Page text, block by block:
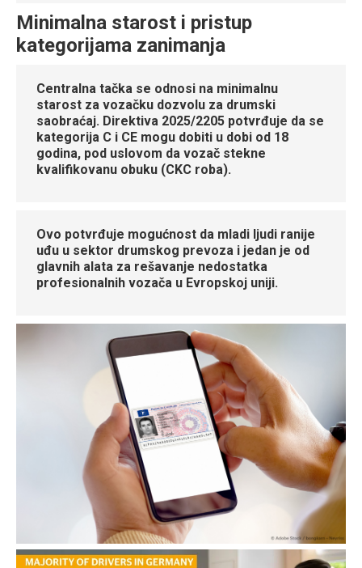
Minimalna starost i pristup
kategorijama zanimanja
Centralna tačka se odnosi na minimalnu
starost za vozačku dozvolu za drumski
saobraćaj. Direktiva 2025/2205 potvrđuje da se
kategorija C i CE mogu dobiti u dobi od 18
godina, pod uslovom da vozač stekne
kvalifikovanu obuku (CKC roba).
Ovo potvrđuje mogućnost da mladi ljudi ranije
uđu u sektor drumskog prevoza i jedan je od
glavnih alata za rešavanje nedostatka
profesionalnih vozača u Evropskoj uniji.